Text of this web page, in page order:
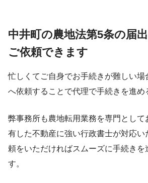
中井町の農地法第5条の届
ご依頼できます
忙しくてご自身でお手続きが難しい場
へ依頼することで代理で手続きを進め
弊事務所も農地転用業務を専門として
有した不動産に強い行政書士が対応い
頼をいただければスムーズに手続きを
す。